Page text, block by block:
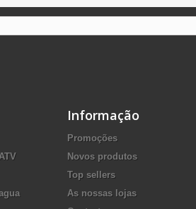
Informação
Promoções
Novos produtos
Top sellers
As nossas lojas